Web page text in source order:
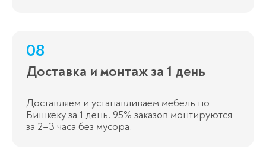
08
Доставка и монтаж за 1 день
Доставляем и устанавливаем мебель по
Бишкеку за 1 день. 95% заказов монтируются
за 2–3 часа без мусора.